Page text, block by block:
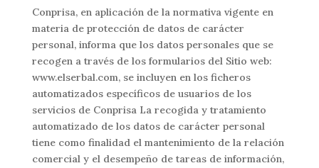
Conprisa, en aplicación de la normativa vigente en
materia de protección de datos de carácter
personal, informa que los datos personales que se
recogen a través de los formularios del Sitio web:
www.elserbal.com, se incluyen en los ficheros
automatizados específicos de usuarios de los
servicios de Conprisa La recogida y tratamiento
automatizado de los datos de carácter personal
tiene como finalidad el mantenimiento de la relación
comercial y el desempeño de tareas de información,